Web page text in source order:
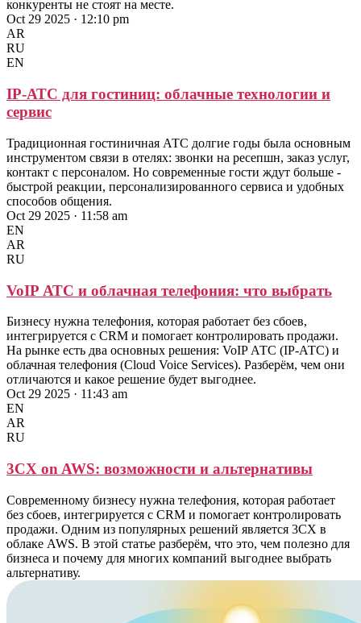
конкуренты не стоят на месте.
Oct 29 2025 · 12:10 pm
AR
RU
EN
IP-АТС для гостиниц: облачные технологии и
сервис
Традиционная гостиничная АТС долгие годы была основным
инструментом связи в отелях: звонки на ресепшн, заказ услуг,
контакт с персоналом. Но современные гости ждут больше -
быстрой реакции, персонализированного сервиса и удобных
способов общения.
Oct 29 2025 · 11:58 am
EN
AR
RU
VoIP АТС и облачная телефония: что выбрать
Бизнесу нужна телефония, которая работает без сбоев,
интегрируется с CRM и помогает контролировать продажи.
На рынке есть два основных решения: VoIP АТС (IP-АТС) и
облачная телефония (Cloud Voice Services). Разберём, чем они
отличаются и какое решение будет выгоднее.
Oct 29 2025 · 11:43 am
EN
AR
RU
3CX on AWS: возможности и альтернативы
Современному бизнесу нужна телефония, которая работает
без сбоев, интегрируется с CRM и помогает контролировать
продажи. Одним из популярных решений является 3CX в
облаке AWS. В этой статье разберём, что это, чем полезно для
бизнеса и почему для многих компаний выгоднее выбрать
альтернативу.